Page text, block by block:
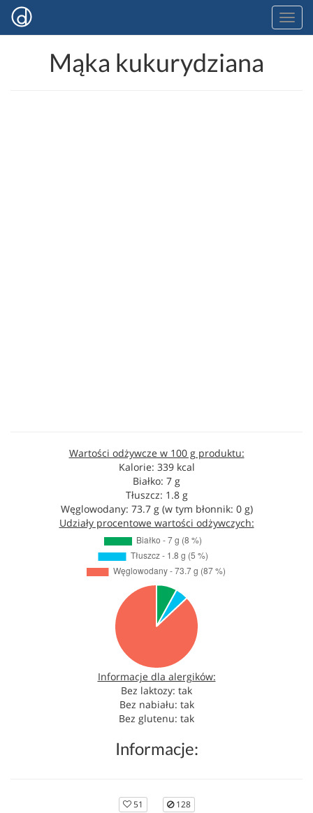
Mąka kukurydziana
Wartości odżywcze w 100 g produktu:
Kalorie: 339 kcal
Białko: 7 g
Tłuszcz: 1.8 g
Węglowodany: 73.7 g (w tym błonnik: 0 g)
Udziały procentowe wartości odżywczych:
Informacje dla alergików:
Bez laktozy: tak
Bez nabiału: tak
Bez glutenu: tak
Informacje:
51 128